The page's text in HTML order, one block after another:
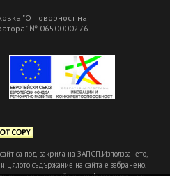
"Отговорност на
№ 0650000276
са под закрила на ЗАПСП.Използването,
цялото съдържание на сайта е забранено.